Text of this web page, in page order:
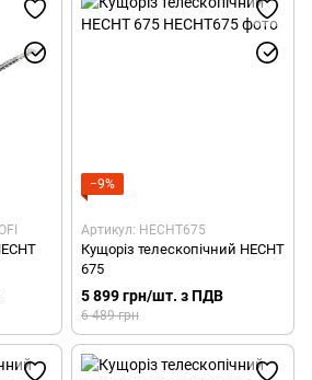
−9%
Артикул: HECHT675
Кущоріз телескопічний HECHT
675
5 899 грн/шт. з ПДВ
6 489 грн